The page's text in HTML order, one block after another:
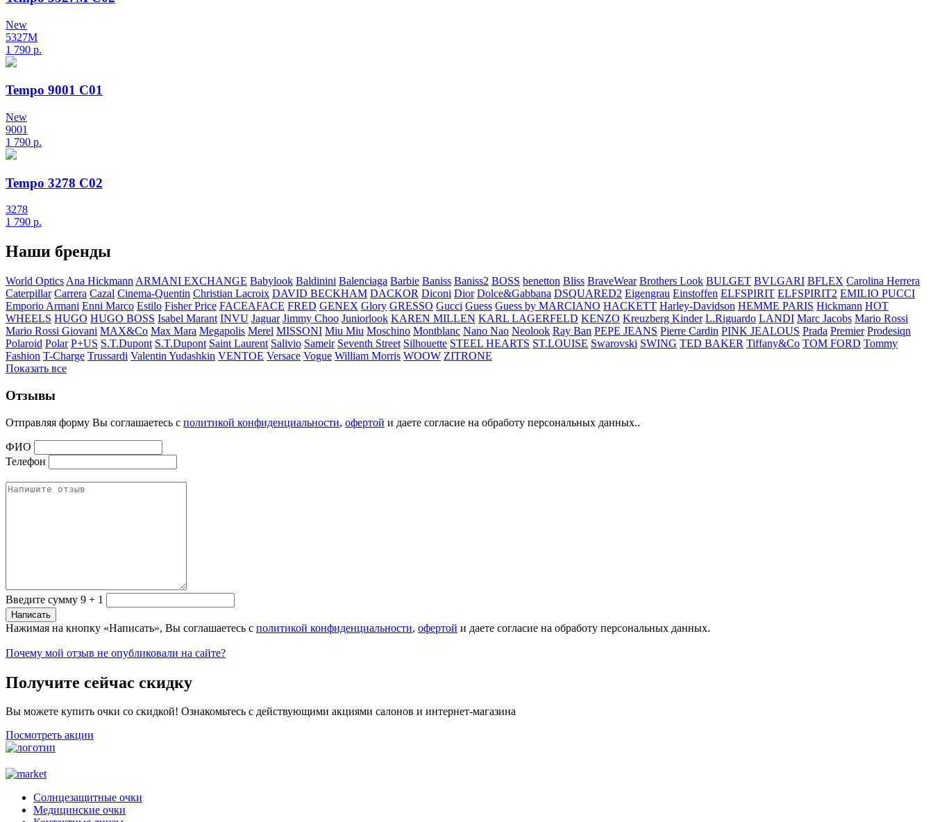
New
5327M
1 790 р.
Tempo 9001 C01
New
9001
1 790 р.
Tempo 3278 C02
3278
1 790 р.
Наши бренды
World Optics Ana Hickmann ARMANI EXCHANGE Babylook Baldinini Balenciaga Barbie Baniss Baniss2 BOSS benetton Bliss BraveWear Brothers Look BULGET BVLGARI BFLEX Carolina Herrera
Caterpillar Carrera Cazal Cinema-Quentin Christian Lacroix DAVID BECKHAM DACKOR Diconi Dior Dolce&Gabbana DSQUARED2 Eigengrau Einstoffen ELFSPIRIT ELFSPIRIT2 EMILIO PUCCI
Emporio Armani Enni Marco Estilo Fisher Price FACEAFACE FRED GENEX Glory GRESSO Gucci Guess Guess by MARCIANO HACKETT Harley-Davidson HEMME PARIS Hickmann HOT
WHEELS HUGO HUGO BOSS Isabel Marant INVU Jaguar Jimmy Choo Juniorlook KAREN MILLEN KARL LAGERFELD KENZO Kreuzberg Kinder L.Riguardo LANDI Marc Jacobs Mario Rossi
Mario Rossi Giovani MAX&Co Max Mara Megapolis Merel MISSONI Miu Miu Moschino Montblanc Nano Nao Neolook Ray Ban PEPE JEANS Pierre Cardin PINK JEALOUS Prada Premier Prodesiqn
Polaroid Polar P+US S.T.Dupont S.T.Dupont Saint Laurent Salivio Sameir Seventh Street Silhouette STEEL HEARTS ST.LOUISE Swarovski SWING TED BAKER Tiffany&Co TOM FORD Tommy
Fashion T-Charge Trussardi Valentin Yudashkin VENTOE Versace Vogue William Morris WOOW ZITRONE
Показать все
Отзывы
Отправляя форму Вы соглашаетесь с политикой конфиденциальности, офертой и даете согласие на обработу персональных данных..
ФИО
Телефон
Введите сумму 9 + 1
Нажимая на кнопку «Написать», Вы соглашаетесь с политикой конфиденциальности, офертой и даете согласие на обработу персональных данных.
Почему мой отзыв не опубликовали на сайте?
Получите сейчас скидку
Вы можете купить очки со скидкой! Ознакомьтесь с действующими акциями салонов и интернет-магазина
Посмотреть акции
Солнцезащитные очки
Медицинские очки